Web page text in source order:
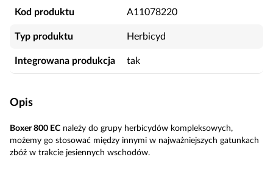
Kod produktu A11078220
Typ produktu Herbicyd
Integrowana produkcja tak
Opis
Boxer 800 EC należy do grupy herbicydów kompleksowych,
możemy go stosować między innymi w najważniejszych gatunkach
zbóż w trakcie jesiennych wschodów.